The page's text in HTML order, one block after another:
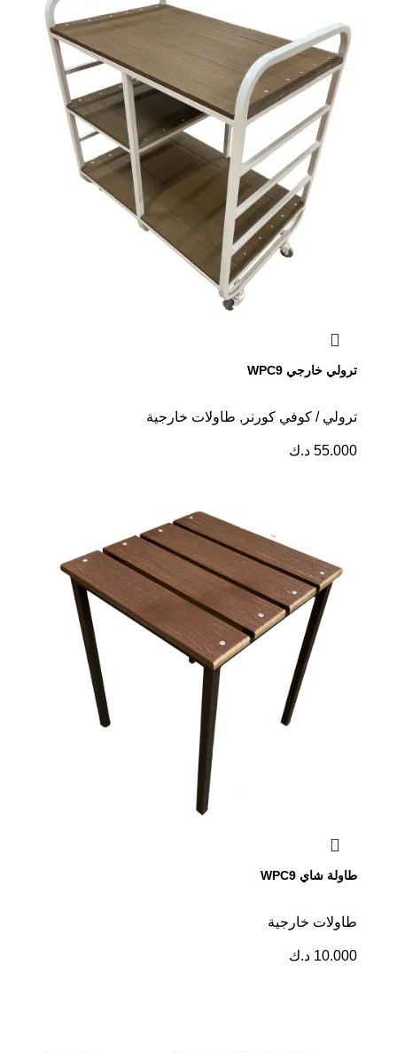
ترولي خارجي WPC9
ترولي / كوفي كورنر , طاولات خارجية
55.000 د.ك
طاولة شاي WPC9
طاولات خارجية
10.000 د.ك